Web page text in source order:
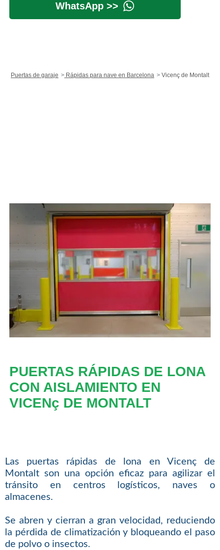
WhatsApp >>
Puertas de garaje Rápidas para nave en Barcelona Vicenç de Montalt
PUERTAS RÁPIDAS DE LONA
CON AISLAMIENTO EN
VICENç DE MONTALT
Las puertas rápidas de lona en Vicenç de
Montalt son una opción eficaz para agilizar el
tránsito en centros logísticos, naves o
almacenes.
Se abren y cierran a gran velocidad, reduciendo
la pérdida de climatización y bloqueando el paso
de polvo o insectos.